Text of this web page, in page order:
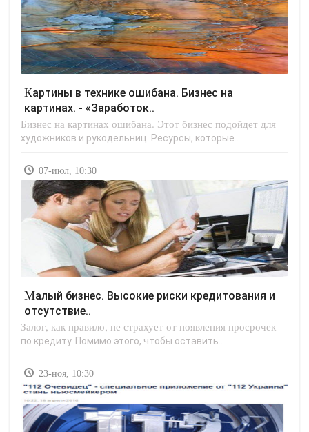
Картины в технике ошибана. Бизнес на
картинах. - «Заработок..
Бизнес на картинах ошибана. Этот бизнес подойдет для
художников и рукодельниц. Ресурсы, которые..
07-июл, 10:30
Малый бизнес. Высокие риски кредитования и
отсутствие..
Залог, как правило, не страхует от появления просрочек
по кредиту. Помимо этого, чтобы оставить..
23-ноя, 10:30